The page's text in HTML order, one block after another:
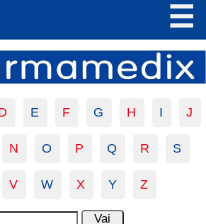
☰
E F G H I J
N O P Q R S
V W X Y Z